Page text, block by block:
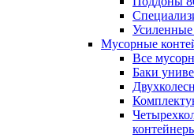
Мусорные
Все
Баки